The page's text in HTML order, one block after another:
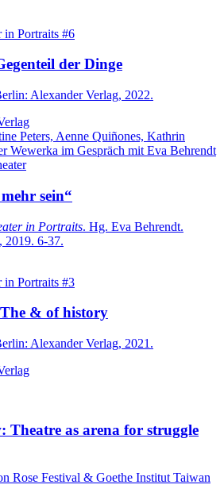
in Portraits #6
der Dinge
Alexander Verlag, 2022.
Peters, Aenne Quiñones, Kathrin
Wewerka im Gespräch mit Eva Behrendt
sein“
in Portraits. Hg. Eva Behrendt.
2019. 6-37.
in Portraits #3
& of history
Alexander Verlag, 2021.
Theatre as arena for struggle
Rose Festival & Goethe Institut Taiwan